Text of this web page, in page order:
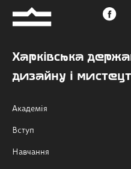
Харківська
дизайну і
Академія
Вступ
Навчання